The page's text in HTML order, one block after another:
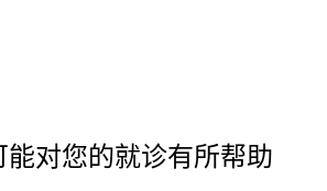
对您的就诊有所帮助